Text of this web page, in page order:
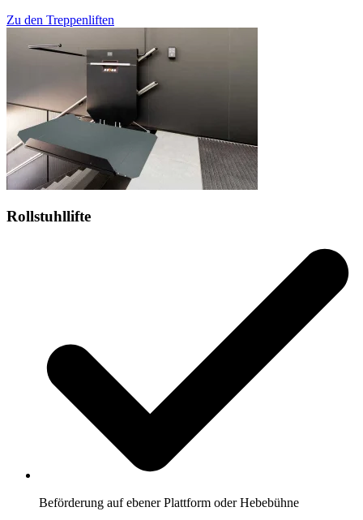
Zu den Treppenliften
Rollstuhllifte
Beförderung auf ebener Plattform oder Hebebühne